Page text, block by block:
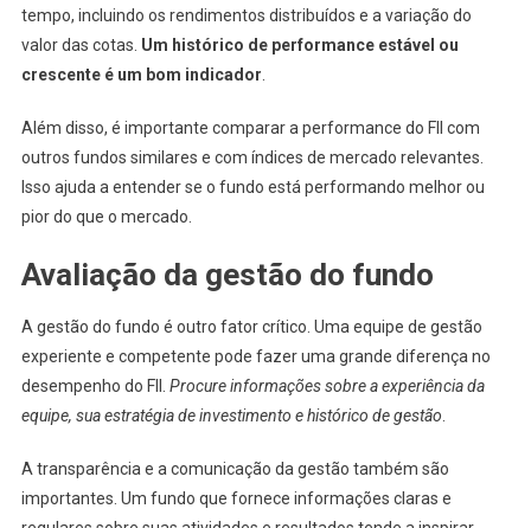
tempo, incluindo os rendimentos distribuídos e a variação do
valor das cotas. Um histórico de performance estável ou
crescente é um bom indicador
Além disso, é importante comparar a performance do FII com
outros fundos similares e com índices de mercado relevantes.
Isso ajuda a entender se o fundo está performando melhor ou
pior do que o mercado.
Avaliação da gestão do fundo
A gestão do fundo é outro fator crítico. Uma equipe de gestão
experiente e competente pode fazer uma grande diferença no
desempenho do FII. Procure informações sobre a experiência da
equipe, sua estratégia de investimento e histórico de gestão
A transparência e a comunicação da gestão também são
importantes. Um fundo que fornece informações claras e